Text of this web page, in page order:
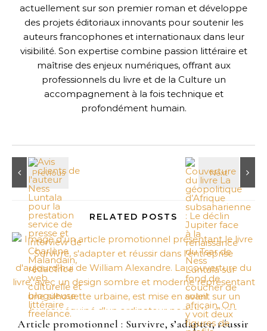
actuellement sur son premier roman et développe
des projets éditoriaux innovants pour soutenir les
auteurs francophones et internationaux dans leur
visibilité. Son expertise combine passion littéraire et
maîtrise des enjeux numériques, offrant aux
professionnels du livre et de la Culture un
accompagnement à la fois technique et
profondément humain.
RELATED POSTS
Article promotionnel : Survivre, s’adapter, réussir